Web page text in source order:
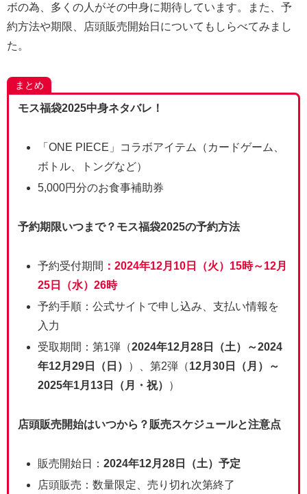
ボの為、多くの人がその中身に期待しています。また、予
約方法や期限、店頭販売開始日についてもしらべてみまし
た。
まとめ
モス福袋2025中身ネタバレ！
「ONE PIECE」コラボアイテム（カードゲーム、
ボトル、トングなど）
5,000円分のお食事補助券
予約期限いつまで？モス福袋2025の予約方法
予約受付期間 ：2024年12月10日（火）15時～12月
25日（水）26時
予約手順：公式サイトで申し込み、支払い情報を
入力
受取期間：第1弾（2024年12月28日（土）～2024
年12月29日（日）
）、第2弾（12月30日（月）～
2025年1月13日（月・祝）
）
店頭販売開始はいつから？販売スケジュールと注意点
販売開始日： 2024年12月28日（土）予定
店頭販売：数量限定、売り切れ次第終了